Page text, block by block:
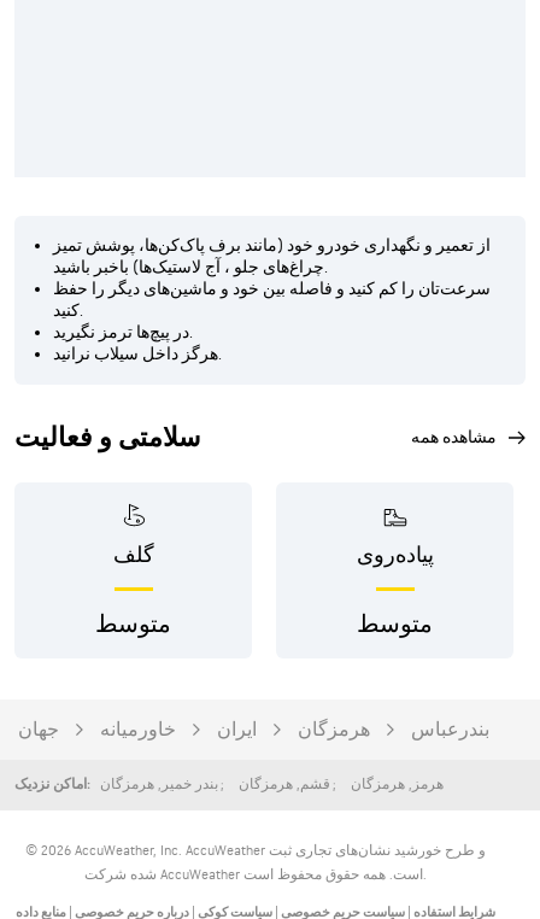
از تعمیر و نگهداری خودرو خود (مانند برف پاک‌کن‌ها، پوشش تمیز
چراغ‌های جلو ، آج لاستیک‌ها) باخبر باشید.
سرعت‌تان را کم کنید و فاصله بین خود و ماشین‌های دیگر را حفظ
کنید.
در پیچ‌ها ترمز نگیرید.
هرگز داخل سیلاب نرانید.
سلامتی و فعالیت مشاهده همه
گلف
متوسط
پیاده‌روی
متوسط
جهان خاورمیانه ایران هرمزگان بندرعباس
اماکن نزدیک: بندر خمیر , هرمزگان قشم, هرمزگان هرمز , هرمزگان
© 2026 AccuWeather, Inc. AccuWeather و طرح خورشید نشان‌های تجاری ثبت
شده شرکت AccuWeather است. همه حقوق محفوظ است.
شرایط استفاده سیاست حریم خصوصی سیاست کوکی درباره حریم خصوصی منابع داده